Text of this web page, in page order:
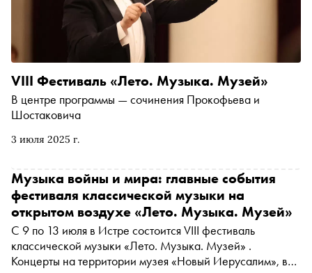
3 июля 2025 г.
VIII Фестиваль «Лето. Музыка. Музей»
В центре программы — сочинения Прокофьева и
Шостаковича
Музыка войны и мира: главные события
фестиваля классической музыки на
открытом воздухе «Лето. Музыка. Музей»
С 9 по 13 июля в Истре состоится VIII фестиваль
классической музыки «Лето. Музыка. Музей» .
Концерты на территории музея «Новый Иерусалим», в